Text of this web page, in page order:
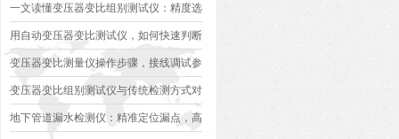
别测试仪的日常校准方法、常见组别识别
异常排查方案
一文读懂变压器变比组别测试仪：精度选
型、接线规范、报告生成全流程标准化操
作指南
用自动变压器变比测试仪，如何快速判断
变压器是否合格？
变压器变比测量仪操作步骤，接线调试参
数设定变比测试数据保存使用教程
变压器变比组别测试仪与传统检测方式对
比：精度、速度与安全性深度分析
地下管道漏水检测仪：精准定位漏点，高